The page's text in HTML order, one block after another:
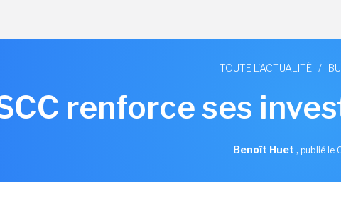
TOUTE L'ACTUALITÉ /
renforce ses
Benoît Huet , publié le